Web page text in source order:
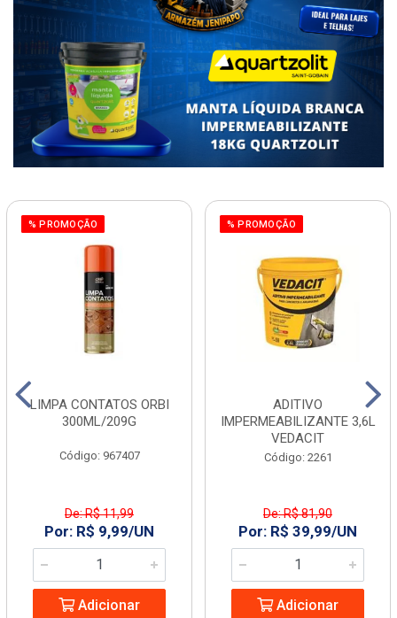
% PROMOÇÃO
LIMPA CONTATOS ORBI
300ML/209G
Código: 967407
De: R$ 11,99
Por: R$ 9,99/UN
Adicionar
% PROMOÇÃO
ADITIVO
IMPERMEABILIZANTE 3,6L
VEDACIT
Código: 2261
De: R$ 81,90
Por: R$ 39,99/UN
Adicionar